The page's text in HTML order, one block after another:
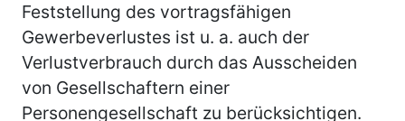
Feststellung des vortragsfähigen
Gewerbeverlustes ist u. a. auch der
Verlustverbrauch durch das Ausscheiden
von Gesellschaftern einer
Personengesellschaft zu berücksichtigen.